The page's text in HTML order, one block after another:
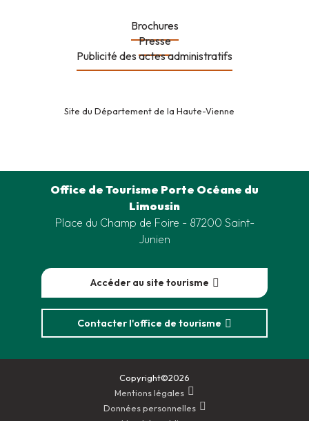
Brochures
Presse
Publicité des actes administratifs
Site du Département de la Haute-Vienne
Office de Tourisme Porte Océane du
Limousin
Place du Champ de Foire - 87200 Saint-
Junien
Accéder au site tourisme
Contacter l'office de tourisme
Copyright©2026
Mentions légales
Données personnelles